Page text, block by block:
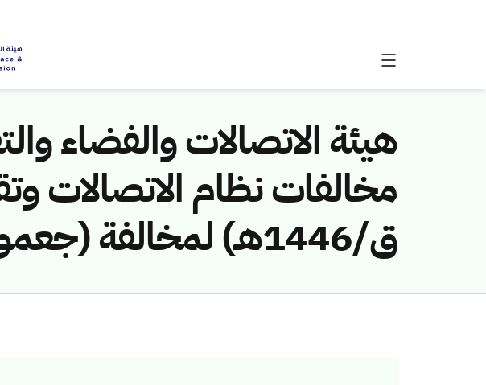
هيئة الاتصالات والفضاء
ق/1446هـ) لمخالفة (جعموم حمد القحطاني)